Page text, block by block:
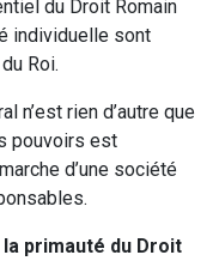
du Droit Romain
individuelle sont
Roi.
n’est rien d’autre que
pouvoirs est
d’une société
primauté du Droit